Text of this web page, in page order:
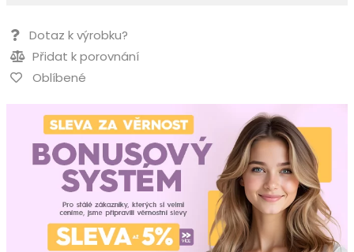
Dotaz k výrobku?
Přidat k porovnání
Oblíbené